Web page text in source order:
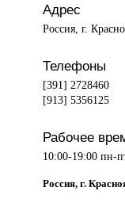
Адрес
Россия, г.
Телефоны
[391] 2728460
[913] 5356125
Рабочее
10:00-19:00 пн-
Россия, г.